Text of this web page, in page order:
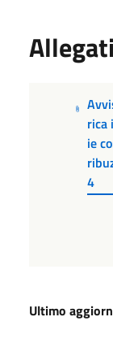
Allegati
rica
ie
4
Ultimo